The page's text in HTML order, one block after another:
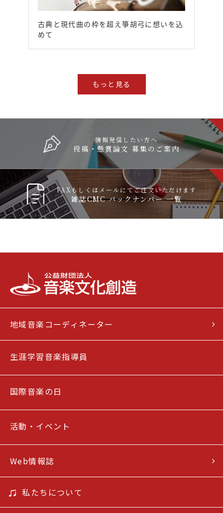
古典と現代曲の枠を超え箏胡弓に想いを込
めて
もっと見る
情報発信したい方へ
投稿・懸賞論文 募集のご案内
FAXもしくはメールにてご注文いただけます
雑誌CMC バックナンバー 一覧
地域音楽コーディネーター
生涯学習音楽指導員
国際音楽の日
活動・イベント
Web情報誌
私たちについて